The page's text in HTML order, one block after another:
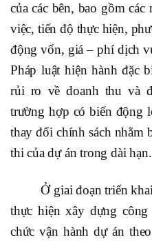
của các bên, bao gồm
việc, tiến độ thực hiện,
động vốn, giá – phí dịch
Pháp luật hiện hành đặc
rủi ro về doanh thu và
trường hợp có biến động
thay đổi chính sách nhằm
thi của dự án trong dài hạn.
Ở giai đoạn triển khai
thực hiện xây dựng
chức vận hành dự án